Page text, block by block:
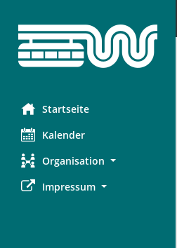
Startseite
Kalender
Organisation
Impressum